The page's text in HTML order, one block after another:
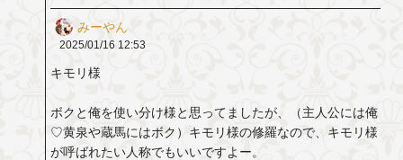
みーやん
2025/01/16 12:53
キモリ様
ボクと俺を使い分け様と思ってましたが、（主人公には俺
♡黄泉や蔵馬にはボク）キモリ様の修羅なので、キモリ様
が呼ばれたい人称でもいいですよー。